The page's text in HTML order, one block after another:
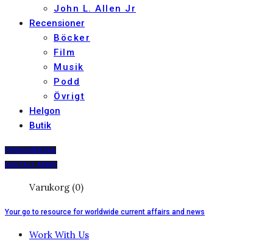
John L. Allen Jr
Recensioner
Böcker
Film
Musik
Podd
Övrigt
Helgon
Butik
PRENUMERERA
DIGITALT ARKIV
Varukorg (0)
Your go to resource for worldwide current affairs and news
Work With Us